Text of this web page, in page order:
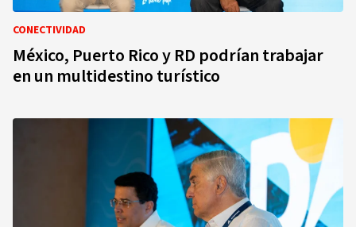
CONECTIVIDAD
México, Puerto Rico y RD podrían trabajar
en un multidestino turístico